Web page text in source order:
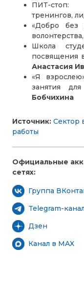
ПИТ-стоп:
тренингов,
«Добро без
Школа
посвящения
Анастасия
«Я
занятия
Бобчихина
Источник: Сектор
работы
Официальные
сетях:
Группа
Telegram-канал
Дзен
Канал в MAX